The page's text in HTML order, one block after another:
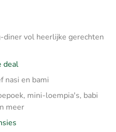
vol heerlijke gerechten
deal
nasi en bami
mini-loempia's, babi
meer